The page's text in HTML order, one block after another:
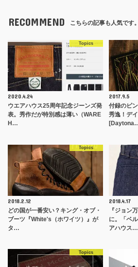
RECOMMEND こちらの記事も人気です。
Topics
2020.4.24
ウエアハウス25周年記念ジーンズ発
表。秀作だが特別感は薄い（WARE
H…
2017.9.5
付録のピ
秀逸！デ
Topics
2018.2.12
どの国が一番安い？キング・オブ・
ブーツ『White's（ホワイツ）』が
タ…
2018.4.17
『ジョン
に。「ベ
アハウス…
Topics